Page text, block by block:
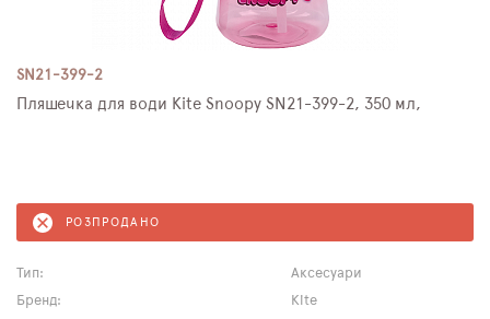
SN21-399-2
Пляшечка для води Kite Snoopy SN21-399-2, 350 мл,
РОЗПРОДАНО
Тип:
Аксесуари
Бренд:
Kite